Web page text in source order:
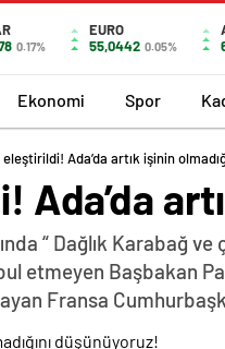
0.17%
EURO
55,0442 0.05%
Ekonomi Spor
Ada’da artık işinin
“ Dağlık Karabağ
etmeyen Başbakan
Fransa